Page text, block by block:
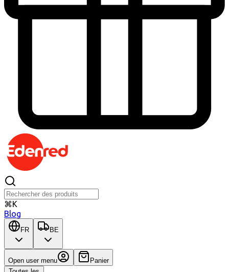
⌘K
Blog
FR BE
Open user menu
Panier